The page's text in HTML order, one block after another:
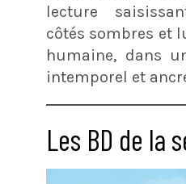
lecture
côtés sombres et
humaine, dans
intemporel et
Les BD de la